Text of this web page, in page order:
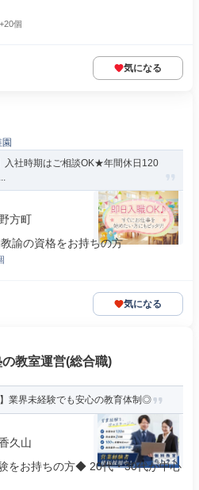
+20個
気になる
入社時期はご相談OK★年間休日120
方町
諭の資格をお持ちの方
気になる
教室運営(総合職)
業界未経験でも安心の教育体制◎
久山
をお持ちの方◆ 20代・30代が中心